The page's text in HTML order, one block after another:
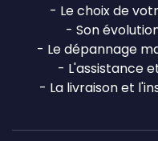
- Le choix de
- Son
- Le dépannage
- L'assistance
- La livraison et